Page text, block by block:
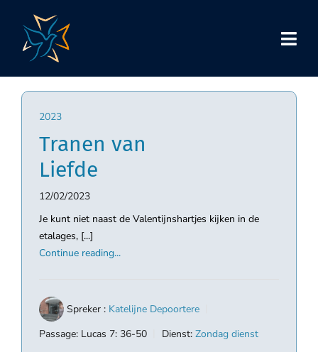
content
2023
Tranen van
Liefde
12/02/2023
Je kunt niet naast de Valentijnshartjes kijken in de
etalages, [...]
Continue reading...
Spreker : Katelijne Depoortere
Passage: Lucas 7: 36-50 Dienst: Zondag dienst